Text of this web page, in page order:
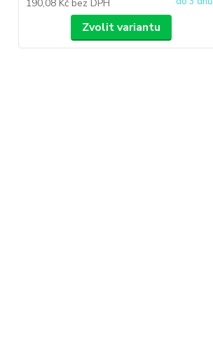
190,08 Kč bez DPH
Zvolit variantu